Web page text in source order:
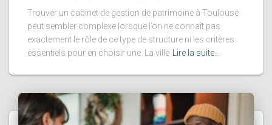
Trouver un cabinet de gestion de patrimoine à Toulouse
peut sembler complexe lorsque l’on ne connaît pas
exactement le rôle de ce type de structure ni les critères
essentiels pour en choisir une. La ville
Lire la suite…